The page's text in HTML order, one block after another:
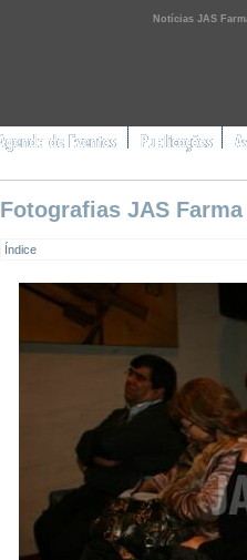
Notícias JAS
Fotografias JAS
Índice